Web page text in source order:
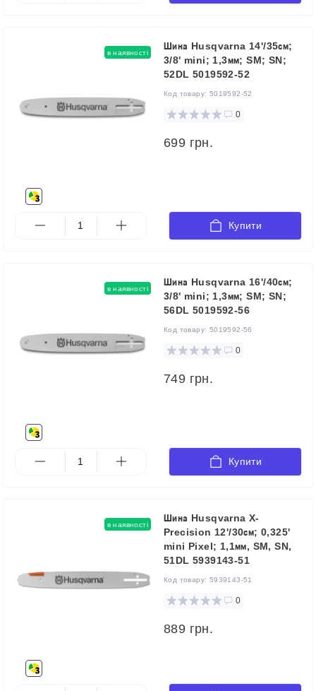
в наявності
Шина Husqvarna 14'/35см;
3/8' mini; 1,3мм; SM; SN;
52DL 5019592-52
Код товару: 5019592-52
0
699 грн.
Купити
в наявності
Шина Husqvarna 16'/40см;
3/8' mini; 1,3мм; SM; SN;
56DL 5019592-56
Код товару: 5019592-56
0
749 грн.
Купити
в наявності
Шина Husqvarna X-
Precision 12'/30см; 0,325'
mini Pixel; 1,1мм, SM, SN,
51DL 5939143-51
Код товару: 5939143-51
0
889 грн.